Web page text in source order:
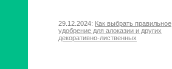
29.12.2024: Как выбрать правильное
удобрение для алоказии и других
декоративно-лиственных